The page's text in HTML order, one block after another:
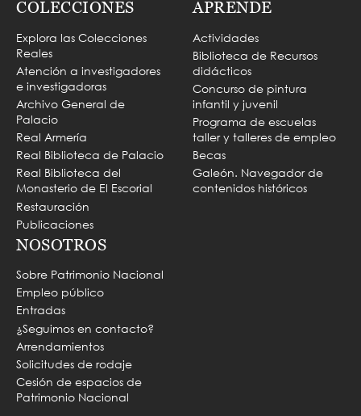
COLECCIONES
Explora las Colecciones
Reales
Atención a investigadores
e investigadoras
Archivo General de
Palacio
Real Armería
Real Biblioteca de Palacio
Real Biblioteca del
Monasterio de El Escorial
Restauración
Publicaciones
APRENDE
Actividades
Biblioteca de Recursos
didácticos
Concurso de pintura
infantil y juvenil
Programa de escuelas
taller y talleres de empleo
Becas
Galeón. Navegador de
contenidos históricos
NOSOTROS
Sobre Patrimonio Nacional
Empleo público
Entradas
¿Seguimos en contacto?
Arrendamientos
Solicitudes de rodaje
Cesión de espacios de
Patrimonio Nacional